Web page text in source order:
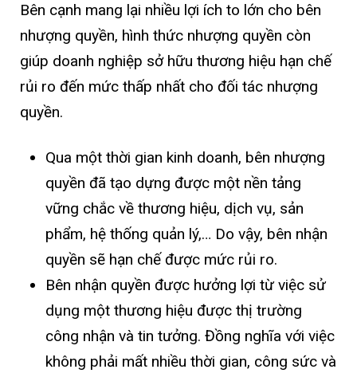
Bên cạnh mang lại nhiều lợi ích to lớn cho bên
nhượng quyền, hình thức nhượng quyền còn
giúp doanh nghiệp sở hữu thương hiệu hạn chế
rủi ro đến mức thấp nhất cho đối tác nhượng
quyền.
Qua một thời gian kinh doanh, bên nhượng
quyền đã tạo dựng được một nền tảng
vững chắc về thương hiệu, dịch vụ, sản
phẩm, hệ thống quản lý,… Do vậy, bên nhận
quyền sẽ hạn chế được mức rủi ro.
Bên nhận quyền được hưởng lợi từ việc sử
dụng một thương hiệu được thị trường
công nhận và tin tưởng. Đồng nghĩa với việc
không phải mất nhiều thời gian, công sức và